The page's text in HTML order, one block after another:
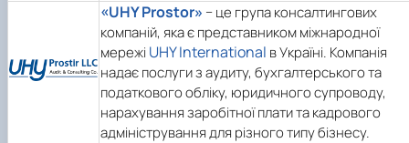
«UHY Prostor» − це група консалтингових
компаній, яка є представником міжнародної
мережі UHY International в Україні. Компанія
надає послуги з аудиту, бухгалтерського та
податкового обліку, юридичного супроводу,
нарахування заробітної плати та кадрового
адміністрування для різного типу бізнесу.